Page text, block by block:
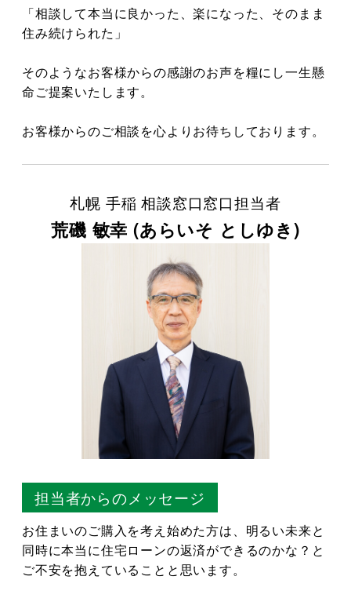
「相談して本当に良かった、楽になった、そのまま
住み続けられた」
そのようなお客様からの感謝のお声を糧にし一生懸
命ご提案いたします。
お客様からのご相談を心よりお待ちしております。
札幌 手稲 相談窓口窓口担当者
荒磯 敏幸 (あらいそ としゆき)
担当者からのメッセージ
お住まいのご購入を考え始めた方は、明るい未来と
同時に本当に住宅ローンの返済ができるのかな？と
ご不安を抱えていることと思います。